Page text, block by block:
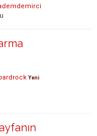
Yeni